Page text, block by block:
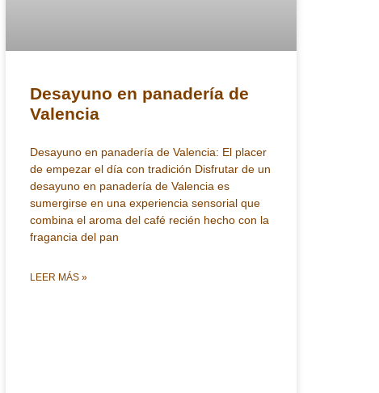
Desayuno en panadería de
Valencia
Desayuno en panadería de Valencia: El placer
de empezar el día con tradición Disfrutar de un
desayuno en panadería de Valencia es
sumergirse en una experiencia sensorial que
combina el aroma del café recién hecho con la
fragancia del pan
LEER MÁS »